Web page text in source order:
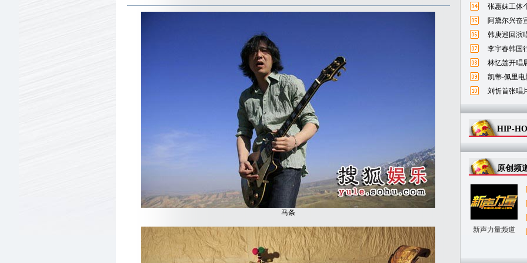
马条
张惠妹工体
阿黛尔兴奋
韩庚巡回演
李宇春韩国
林忆莲开唱
凯蒂-佩里
刘忻首张唱
HIP-
原创频
新声力量频道